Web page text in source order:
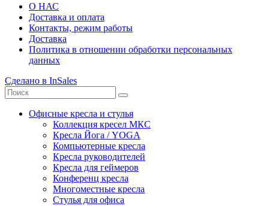
О НАС
Доставка и оплата
Контакты, режим работы
Доставка
Политика в отношении обработки персональных
данных
Сделано в InSales
Офисные кресла и стулья
Коллекция кресел МКС
Кресла Йога / YOGA
Компьютерные кресла
Кресла руководителей
Кресла для геймеров
Конференц кресла
Многоместные кресла
Стулья для офиса